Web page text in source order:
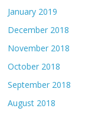
January 2019
December 2018
November 2018
October 2018
September 2018
August 2018